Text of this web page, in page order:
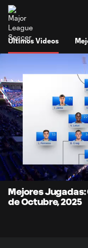
Últimos Videos
Current
Time
0:08 Loaded
Mejores Jugadas:
de Octubre, 2025